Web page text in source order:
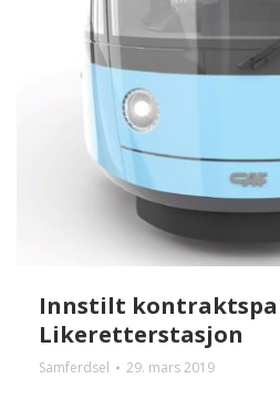
Innstilt
Likeretterstasjon
Samferdsel 29. mars 2019